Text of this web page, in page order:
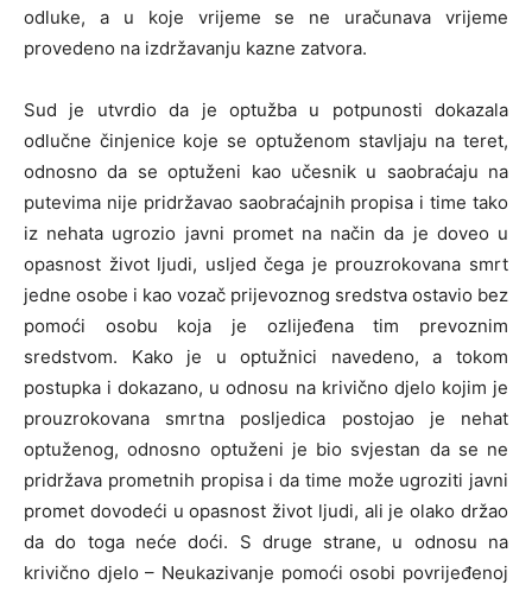
odluke, a u koje vrijeme se ne uračunava vrijeme
provedeno na izdržavanju kazne zatvora.
Sud je utvrdio da je optužba u potpunosti dokazala
odlučne činjenice koje se optuženom stavljaju na teret,
odnosno da se optuženi kao učesnik u saobraćaju na
putevima nije pridržavao saobraćajnih propisa i time tako
iz nehata ugrozio javni promet na način da je doveo u
opasnost život ljudi, usljed čega je prouzrokovana smrt
jedne osobe i kao vozač prijevoznog sredstva ostavio bez
pomoći osobu koja je ozlijeđena tim prevoznim
sredstvom. Kako je u optužnici navedeno, a tokom
postupka i dokazano, u odnosu na krivično djelo kojim je
prouzrokovana smrtna posljedica postojao je nehat
optuženog, odnosno optuženi je bio svjestan da se ne
pridržava prometnih propisa i da time može ugroziti javni
promet dovodeći u opasnost život ljudi, ali je olako držao
da do toga neće doći. S druge strane, u odnosu na
krivično djelo – Neukazivanje pomoći osobi povrijeđenoj